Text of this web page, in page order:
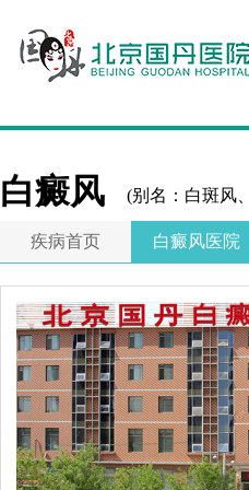
白癜风 (别名：白斑风
疾病首页 白癜风医院